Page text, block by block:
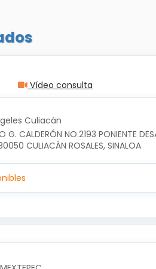
Vídeo consulta
Culiacán
G. CALDERÓN NO.2193 PONIENTE
CULIACÁN ROSALES, SINALOA